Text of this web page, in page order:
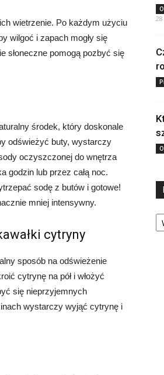
wietrzenie. Po każdym użyciu
wilgoć i zapach mogły się
słoneczne pomogą pozbyć się
środek, który doskonale
odświeżyć buty, wystarczy
oczyszczonej do wnętrza
godzin lub przez całą noc.
sodę z butów i gotowe!
mniej intensywny.
cytryny
sposób na odświeżenie
cytrynę na pół i włożyć
się nieprzyjemnych
wystarczy wyjąć cytrynę i